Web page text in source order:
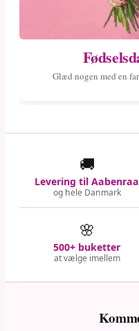
Glæd nogen med en
🚚
Levering til Aabenraa
og hele Danmark
🌸
500+ buketter
at vælge imellem